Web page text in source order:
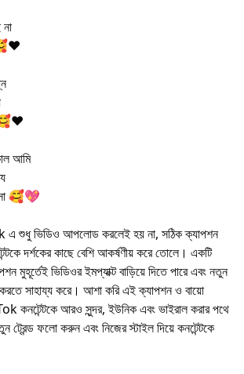
🥰❤️
আমি
🥰💖
শুধু ভিডিও আপলোড করলেই হয় না, সঠিক ক্যাপশন
দর্শকের কাছে বেশি আকর্ষণীয় করে তোলে। একটি
মুহূর্তেই ভিডিওর ইমপ্যাক্ট বাড়িয়ে দিতে পারে এবং নতুন
করতে সাহায্য করে। আশা করি এই ক্যাপশন ও বায়ো
কনটেন্টকে আরও সুন্দর, ইউনিক এবং ভাইরাল করার পথে
ট্রেন্ড ফলো করুন এবং নিজের স্টাইল দিয়ে কনটেন্টকে